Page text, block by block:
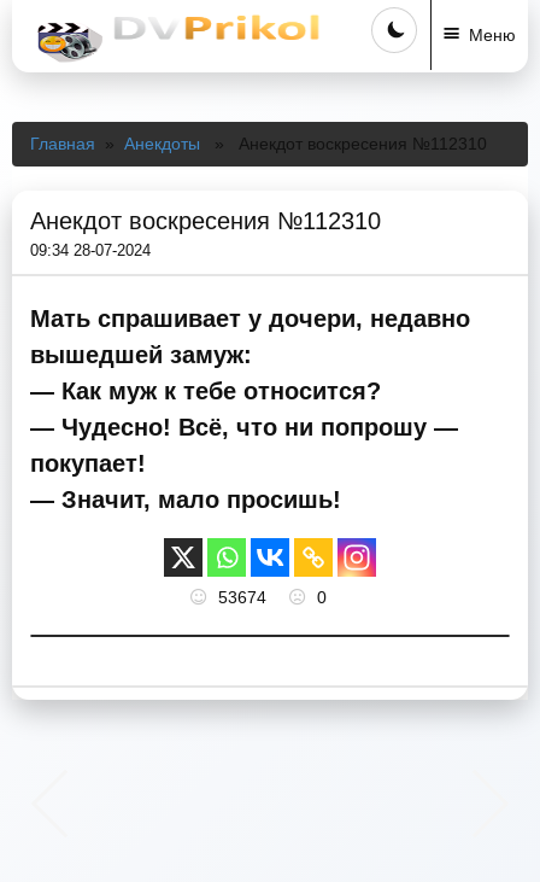
Меню
Главная » Анекдоты » Анекдот воскресения №112310
Анекдот воскресения №112310
09:34 28-07-2024
Мать спрашивает у дочери, недавно
вышедшей замуж:
— Как муж к тебе относится?
— Чудесно! Всё, что ни попрошу —
покупает!
— Значит, мало просишь!
53674 0